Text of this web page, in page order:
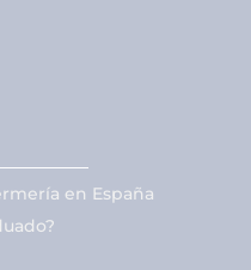
en España